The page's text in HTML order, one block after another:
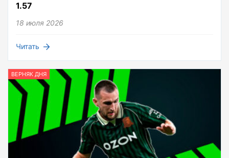
1.57
18 июля 2026
Читать
ВЕРНЯК ДНЯ